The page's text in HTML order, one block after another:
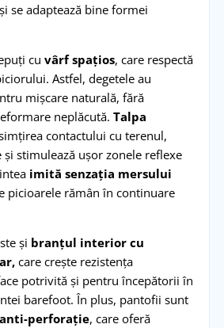
se adaptează bine formei
cu vârf spațios, care respectă
Astfel, degetele au
mișcare naturală, fără
neplăcută. Talpa
contactului cu terenul,
stimulează ușor zonele reflexe
imită senzația mersului
picioarele rămân în continuare
și branțul interior cu
care crește rezistența
potrivită și pentru începătorii în
barefoot. În plus, pantofii sunt
perforație, care oferă